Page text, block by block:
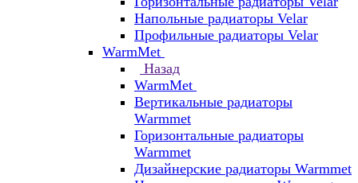
Напольные радиаторы Velar
Профильные радиаторы Velar
WarmMet
Назад
WarmMet
Вертикальные радиаторы
Warmmet
Горизонтальные радиаторы
Warmmet
Дизайнерские радиаторы Warmmet